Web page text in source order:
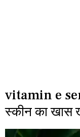
vitamin e
स्कीन का खास